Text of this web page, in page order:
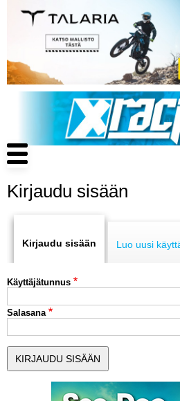
pääsisältöön
Main
navigation
ENDURO
LUE
Kirjaudu sisään
tabs
Kirjaudu sisään Luo uusi
Käyttäjätunnus
Salasana